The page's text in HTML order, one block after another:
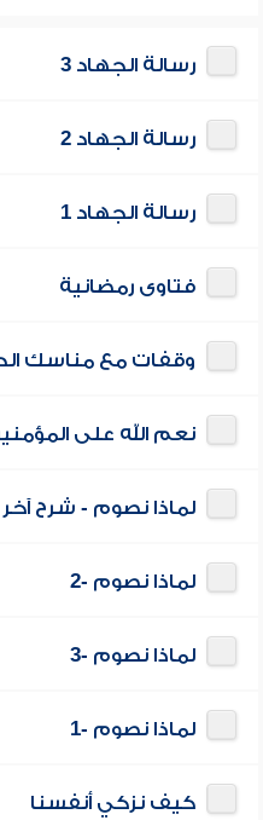
رسالة الجهاد 3
رسالة الجهاد 2
رسالة الجهاد 1
فتاوى رمضانية
وقفات مع مناسك
نعم الله على
لماذا نصوم - شرح آخر
لماذا نصوم -2
لماذا نصوم -3
لماذا نصوم -1
كيف نزكي أنفسنا